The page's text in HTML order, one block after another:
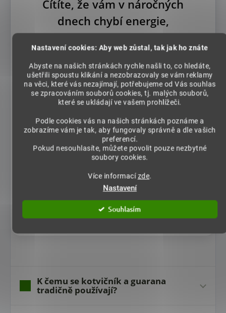
Nastavení cookies: Aby web zůstal, tak jak ho znáte
Abyste na našich stránkách rychle našli to, co hledáte,
ušetřili spoustu klikání a nezobrazovaly se vám reklamy
na věci, které vás nezajímají, potřebujeme od Vás souhlas
se zpracováním souborů cookies, tj. malých souborů,
které se ukládají ve vašem prohlížeči.
Podle cookies vás na našich stránkách poznáme a
zobrazíme vám je tak, aby fungovaly správně a dle vašich
preferencí.
Pokud nesouhlasíte, můžete povolit pouze nezbytné
soubory cookies.
Více informacízde.
Nastavení
Souhlasím
Cítíte, že vám v náročných
dnech chybí energie,
soustředění nebo chuť na
intimitu?
Podle některých klinických studií mohou
standardizované přípravky z Guarany
krátkodobě podpořit pozornost a rychlost
reakcí, zatímco u Kotvičníku byly
zaznamenány příznivé změny ve vybraných
oblastech sexuálních funkcí. Tato
kombinace tak může být nápomocná při
pohodu. Výsledný účinek je individuální a
rostlin.
K čemu se kotvičník a guarana
tradičně používají?